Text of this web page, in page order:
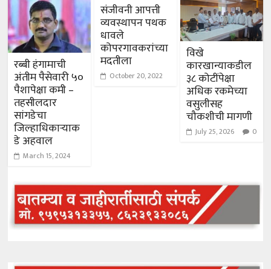
रब्बी हंगामाची
अंतीम पैसेवारी ५०
पैशापेक्षा कमी –
तहसीलदार
सांगडेचा
जिल्हाधिकाऱ्याक
डे अहवाल
March 15, 2024
संजीवनी आपत्ती
व्यवस्थापन पथक
धावले
कोपरगावकरांच्या
मदतीला
October 20, 2022
विखे
कारखान्याकडील
३८ कोटींपेक्षा
अधिक रकमेच्या
वसुलीसह
चौकशीची मागणी
July 25, 2026 0